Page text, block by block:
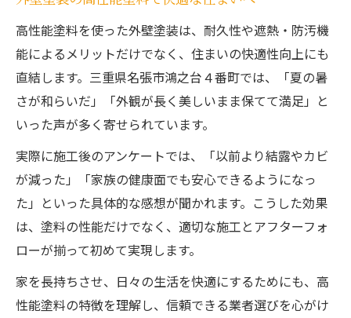
高性能塗料を使った外壁塗装は、耐久性や遮熱・防汚機
能によるメリットだけでなく、住まいの快適性向上にも
直結します。三重県名張市鴻之台４番町では、「夏の暑
さが和らいだ」「外観が長く美しいまま保てて満足」と
いった声が多く寄せられています。
実際に施工後のアンケートでは、「以前より結露やカビ
が減った」「家族の健康面でも安心できるようになっ
た」といった具体的な感想が聞かれます。こうした効果
は、塗料の性能だけでなく、適切な施工とアフターフォ
ローが揃って初めて実現します。
家を長持ちさせ、日々の生活を快適にするためにも、高
性能塗料の特徴を理解し、信頼できる業者選びを心がけ